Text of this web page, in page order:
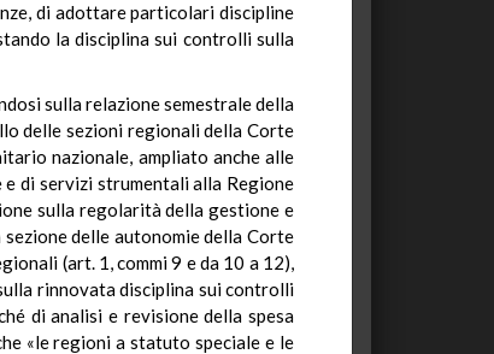
di adottare particolari discipline
la disciplina sui controlli sulla
sulla relazione semestrale della
delle sezioni regionali della Corte
nazionale, ampliato anche alle
di servizi strumentali alla Regione
sulla regolarità della gestione e
delle autonomie della Corte
(art. 1, commi 9 e da 10 a 12),
rinnovata disciplina sui controlli
di analisi e revisione della spesa
«le regioni a statuto speciale e le